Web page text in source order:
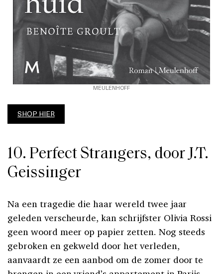
MEULENHOFF
SHOP HIER
10. Perfect Strangers, door J.T.
Geissinger
Na een tragedie die haar wereld twee jaar
geleden verscheurde, kan schrijfster Olivia Rossi
geen woord meer op papier zetten. Nog steeds
gebroken en gekweld door het verleden,
aanvaardt ze een aanbod om de zomer door te